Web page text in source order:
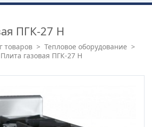
ПГК-27 Н
товаров > Тепловое оборудование >
Плита газовая ПГК-27 Н